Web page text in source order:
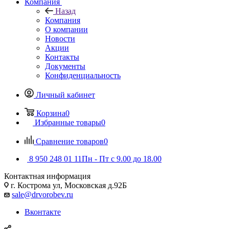
Компания
Назад
Компания
О компании
Новости
Акции
Контакты
Документы
Конфиденциальность
Личный кабинет
Корзина0
Избранные товары0
Сравнение товаров0
8 950 248 01 11Пн - Пт с 9.00 до 18.00
Контактная информация
г. Кострома ул, Московская д.92Б
sale@drvorobev.ru
Вконтакте